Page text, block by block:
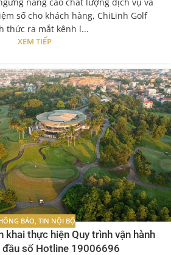
số cho khách hàng, ChiLinh Golf
thức ra mắt kênh l...
XEM TIẾP
BÁO TIN NỘI BỘ
khai thực hiện Quy trình vận hành
đầu số Hotline 19006696